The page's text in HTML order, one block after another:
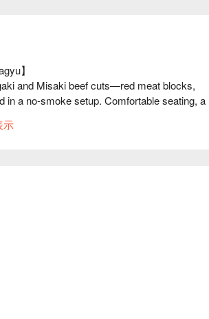
】
and Misaki beef cuts—red meat blocks,
a no-smoke setup. Comfortable seating, a
示